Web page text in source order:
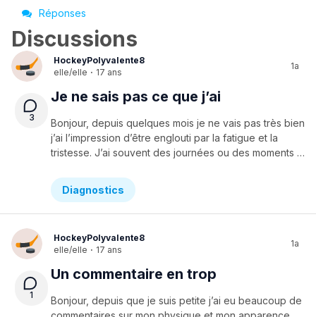
Réponses
Discussions
HockeyPolyvalente8
elle/elle · 17 ans
1a
Je ne sais pas ce que j’ai
Bonjour, depuis quelques mois je ne vais pas très bien
j’ai l’impression d’être englouti par la fatigue et la
tristesse. J’ai souvent des journées ou des moments dans la journée ou je vais mieux et que parfois je me sens heureuse, mais il y a des journées que j’ai l’impression que juste de me lever du lit est une tache insupportable. Il n’y a eu aucune événement dans ma vie qui aurait pu me créer cette tristesse et au début je pensais que tous le monde avait des passes comme ça dans sa vie. Je n’ai plus de motivation et certain jour j’ai l’impression que je pourrais éclaté en sanglots à tous moments. J’ai peur d’aller chercher de l’aide mais j’ai aussi peur que je reste ainsi. J’aimerais en parler à mes parents mais j’ai peur de leurs réactions je n’ai leurs aient jamais vraiment montré à quelle point j’étais déprimé et j’ai toujours garder le sourire.
3
Diagnostics
HockeyPolyvalente8
elle/elle · 17 ans
1a
Un commentaire en trop
Bonjour, depuis que je suis petite j’ai eu beaucoup de
1